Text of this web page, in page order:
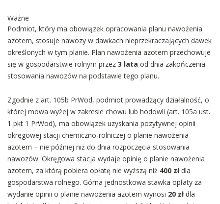
Ważne
Podmiot, który ma obowiązek opracowania planu nawożenia
azotem, stosuje nawozy w dawkach nieprzekraczających dawek
określonych w tym planie. Plan nawożenia azotem przechowuje
się w gospodarstwie rolnym przez 3 lata od dnia zakończenia
stosowania nawozów na podstawie tego planu.
Zgodnie z art. 105b PrWod, podmiot prowadzący działalność, o
której mowa wyżej w zakresie chowu lub hodowli (art. 105a ust.
1 pkt 1 PrWod), ma obowiązek uzyskania pozytywnej opinii
okręgowej stacji chemiczno-rolniczej o planie nawożenia
azotem – nie później niż do dnia rozpoczęcia stosowania
nawozów. Okręgowa stacja wydaje opinię o planie nawożenia
azotem, za którą pobiera opłatę nie wyższą niż 400 złdla
gospodarstwa rolnego. Górna jednostkowa stawka opłaty za
wydanie opinii o planie nawożenia azotem wynosi 20 złdla